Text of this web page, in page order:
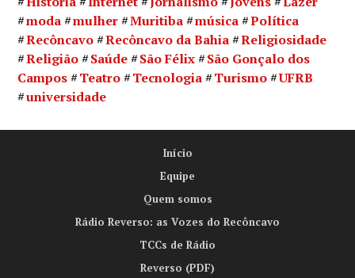
moda
mulher Muritiba música
Política
Recôncavo
Recôncavo da Bahia
Religiosidade
Religião
Saúde São Félix
São Gonçalo dos
Campos
Teatro Tecnologia Turismo
UFRB
universidade
Início
Equipe
Quem somos
Rádio Reverso: as Vozes do Recôncavo
TCCs de Rádio
Reverso (PDF)